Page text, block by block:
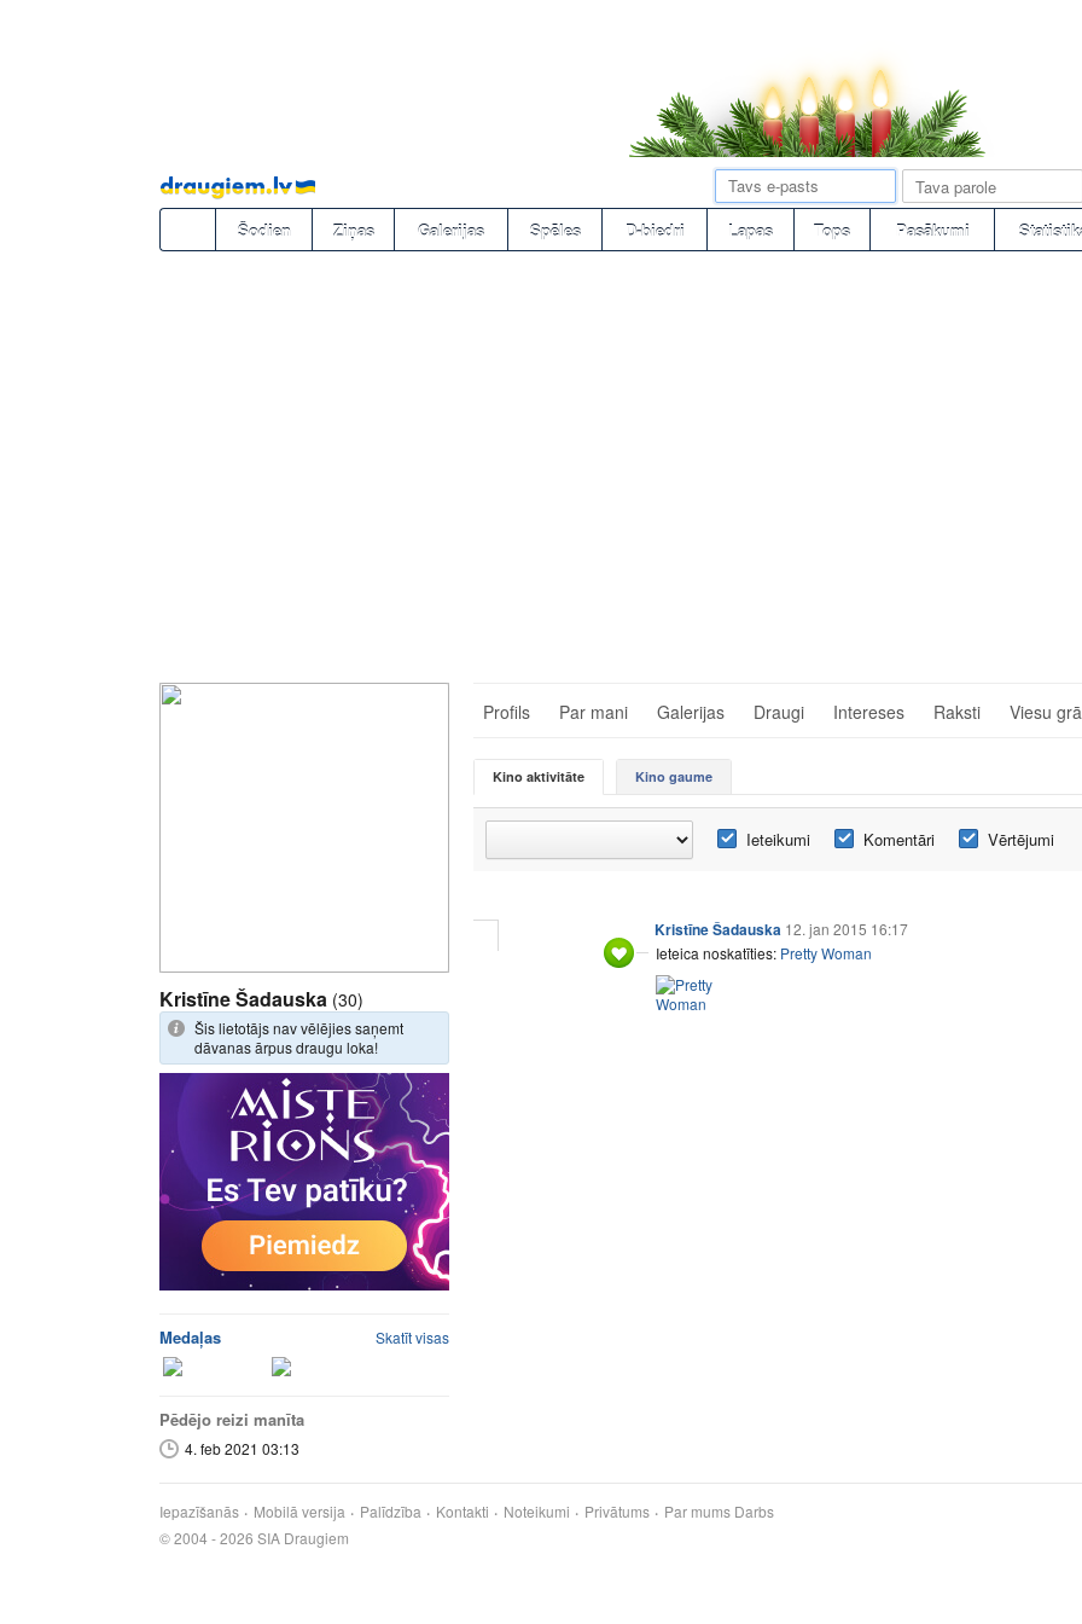
Pāriet
uz
saturu
Šodien Ziņas Galerijas Spēles D-biedri Lapas Tops Pasākumi
Kristīne Šadauska (30)
Šis lietotājs nav vēlējies saņemt
dāvanas ārpus draugu loka!
Medaļas Skatīt visas
Pēdējo reizi manīta
4. feb 2021 03:13
Profils Par mani Galerijas Draugi Intereses Raksti Viesu
Kino aktivitāte Kino gaume
Ieteikumi Komentāri Vērtējumi
Kristīne Šadauska 12. jan 2015 16:17
Ieteica noskatīties: Pretty Woman
Iepazīšanās Mobilā versija Palīdzība Kontakti Noteikumi Privātums Par mums Darbs
© 2004 - 2026 SIA Draugiem